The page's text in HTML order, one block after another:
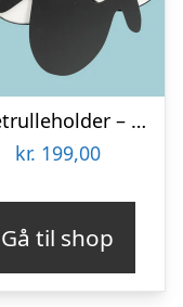
Toiletrulleholder – Liggende får
kr. 199,00
Gå til shop